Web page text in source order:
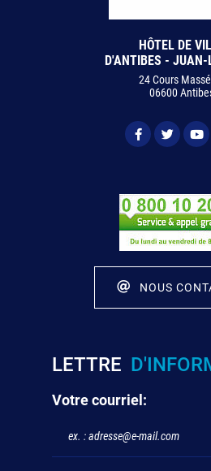
HÔTEL DE
D'ANTIBES - JUAN-
24 Cours
06600
NOUS
LETTRE
Votre courriel: